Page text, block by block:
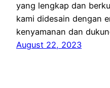
yang lengkap dan
kami didesain dengan
kenyamanan dan
August 22, 2023